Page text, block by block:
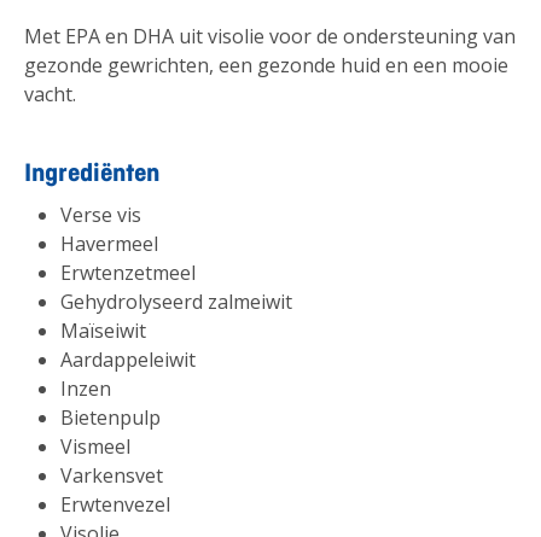
Met EPA en DHA uit visolie voor de ondersteuning van
gezonde gewrichten, een gezonde huid en een mooie
vacht.
Ingrediënten
Verse vis
Havermeel
Erwtenzetmeel
Gehydrolyseerd zalmeiwit
Maïseiwit
Aardappeleiwit
Inzen
Bietenpulp
Vismeel
Varkensvet
Erwtenvezel